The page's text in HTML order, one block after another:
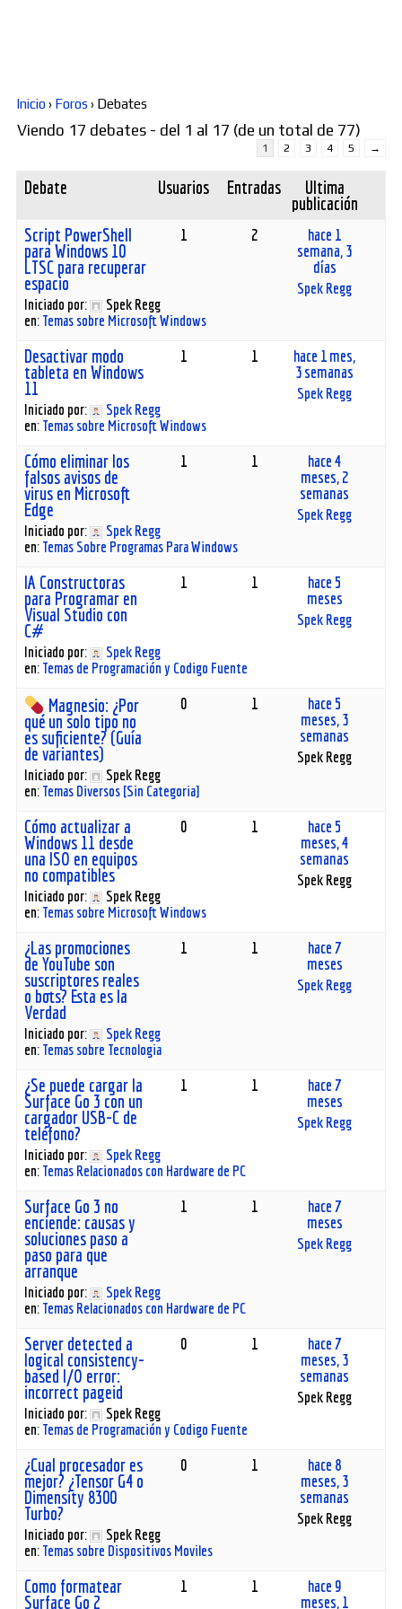
Foros
Inicio› Foros › Debates
Viendo 17 debates - del 1 al 17 (de un total de 77)
1 2 3 4 5 →
Debate Usuarios Entradas Última
publicación
Script PowerShell
para Windows 10
LTSC para recuperar
espacio
Iniciado por:
Spek Regg
en: Temas sobre Microsoft Windows
1 2
hace 1
semana, 3
días
Spek Regg
Desactivar modo
tableta en Windows
11
Iniciado por:
Spek Regg
en: Temas sobre Microsoft Windows
1 1
hace 1 mes,
3 semanas
Spek Regg
Cómo eliminar los
falsos avisos de
virus en Microsoft
Edge
Iniciado por:
Spek Regg
en: Temas Sobre Programas Para Windows
1 1
hace 4
meses, 2
semanas
Spek Regg
IA Constructoras
para Programar en
Visual Studio con
C#
Iniciado por:
Spek Regg
en: Temas de Programación y Codigo Fuente
1 1
hace 5
meses
Spek Regg
Magnesio: ¿Por
qué un solo tipo no
es suficiente? (Guía
de variantes)
Iniciado por:
Spek Regg
en: Temas Diversos [Sin Categoria]
0 1
hace 5
meses, 3
semanas
Spek Regg
Cómo actualizar a
Windows 11 desde
una ISO en equipos
no compatibles
Iniciado por:
Spek Regg
en: Temas sobre Microsoft Windows
0 1
hace 5
meses, 4
semanas
Spek Regg
¿Las promociones
de YouTube son
suscriptores reales
o bots? Esta es la
Verdad
Iniciado por:
Spek Regg
en: Temas sobre Tecnologia
1 1
hace 7
meses
Spek Regg
¿Se puede cargar la
Surface Go 3 con un
cargador USB-C de
teléfono?
Iniciado por:
Spek Regg
en: Temas Relacionados con Hardware de PC
1 1
hace 7
meses
Spek Regg
Surface Go 3 no
enciende: causas y
soluciones paso a
paso para que
arranque
Iniciado por:
Spek Regg
en: Temas Relacionados con Hardware de PC
1 1
hace 7
meses
Spek Regg
Server detected a
logical consistency-
based I/O error:
incorrect pageid
Iniciado por:
Spek Regg
en: Temas de Programación y Codigo Fuente
0 1
hace 7
meses, 3
semanas
Spek Regg
¿Cual procesador es
mejor? ¿Tensor G4 o
Dimensity 8300
Turbo?
Iniciado por:
Spek Regg
en: Temas sobre Dispositivos Moviles
0 1
hace 8
meses, 3
semanas
Spek Regg
Como formatear
Surface Go 2
1 1
hace 9
meses, 1